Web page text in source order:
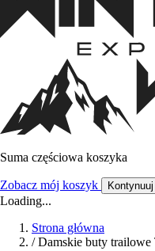
Suma częściowa koszyka
Zobacz mój koszyk
Loading...
Strona główna
/ Damskie buty trailowe